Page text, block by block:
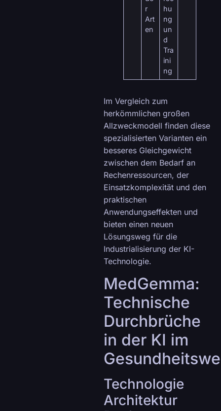
r
Art
en
hu
ng
un
d
Tra
ini
ng
Im Vergleich zum
herkömmlichen großen
Allzweckmodell finden diese
spezialisierten Varianten ein
besseres Gleichgewicht
zwischen dem Bedarf an
Rechenressourcen, der
Einsatzkomplexität und den
praktischen
Anwendungseffekten und
bieten einen neuen
Lösungsweg für die
Industrialisierung der KI-
Technologie.
MedGemma:
Technische
Durchbrüche
in der KI im
Technologie
Architektur